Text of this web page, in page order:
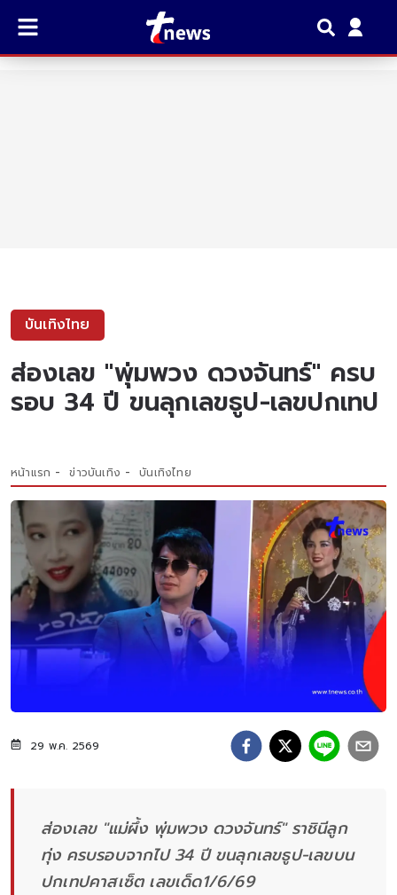
บันเทิงไทย
ส่องเลข "พุ่มพวง ดวงจันทร์" ครบ
รอบ 34 ปี ขนลุกเลขธูป-เลขปกเทป
หน้าแรก ข่าวบันเทิง บันเทิงไทย
29 พ.ค. 2569
ส่องเลข "แม่ผึ้ง พุ่มพวง ดวงจันทร์" ราชินีลูก
ทุ่ง ครบรอบจากไป 34 ปี ขนลุกเลขธูป-เลขบน
ปกเทปคาสเซ็ต เลขเด็ด1/6/69